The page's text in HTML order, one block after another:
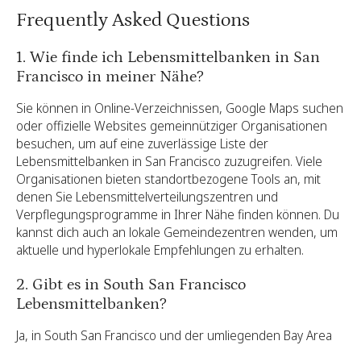
Frequently Asked Questions
1. Wie finde ich Lebensmittelbanken in San
Francisco in meiner Nähe?
Sie können in Online-Verzeichnissen, Google Maps suchen
oder offizielle Websites gemeinnütziger Organisationen
besuchen, um auf eine zuverlässige Liste der
Lebensmittelbanken in San Francisco zuzugreifen. Viele
Organisationen bieten standortbezogene Tools an, mit
denen Sie Lebensmittelverteilungszentren und
Verpflegungsprogramme in Ihrer Nähe finden können. Du
kannst dich auch an lokale Gemeindezentren wenden, um
aktuelle und hyperlokale Empfehlungen zu erhalten.
2. Gibt es in South San Francisco
Lebensmittelbanken?
Ja, in South San Francisco und der umliegenden Bay Area